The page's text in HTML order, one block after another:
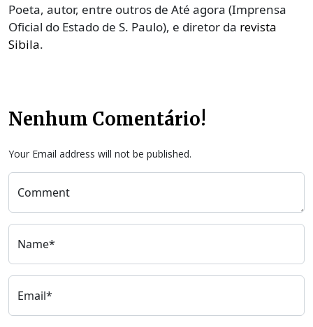
Poeta, autor, entre outros de Até agora (Imprensa
Oficial do Estado de S. Paulo), e diretor da revista
Sibila.
Nenhum Comentário!
Your Email address will not be published.
Comment
Name*
Email*